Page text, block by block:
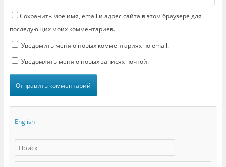
в
м
к
н
)
Сохранить моё имя, email и адрес сайта в этом браузере для
последующих моих комментариев.
Уведомить меня о новых комментариях по email.
Уведомлять меня о новых записях почтой.
English